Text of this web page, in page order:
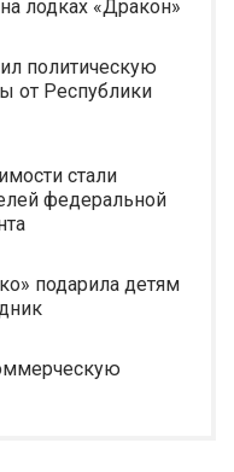
лодках «Дракон»
политическую
от Республики
стали
федеральной
подарила детям